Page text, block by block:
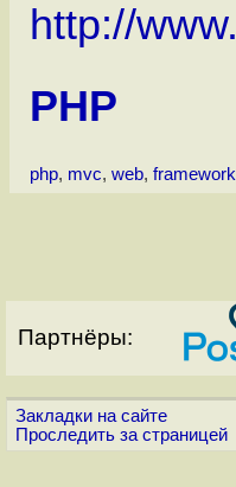
http://
PHP
php, mvc, web, framework
Партнёры:
Закладки на сайте
Проследить за страницей